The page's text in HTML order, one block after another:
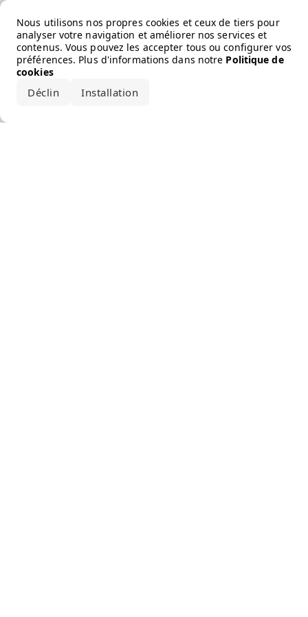
Nous utilisons nos propres cookies et ceux de tiers pour
analyser votre navigation et améliorer nos services et
contenus. Vous pouvez les accepter tous ou configurer vos
préférences. Plus d'informations dans notre Politique de
cookies
Déclin Installation
Error loading the brand